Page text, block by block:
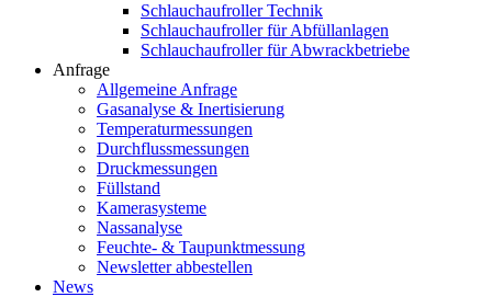
Schlauchaufroller Technik
Schlauchaufroller für Abfüllanlagen
Schlauchaufroller für Abwrackbetriebe
Anfrage
Allgemeine Anfrage
Gasanalyse & Inertisierung
Temperaturmessungen
Durchflussmessungen
Druckmessungen
Füllstand
Kamerasysteme
Nassanalyse
Feuchte- & Taupunktmessung
Newsletter abbestellen
News